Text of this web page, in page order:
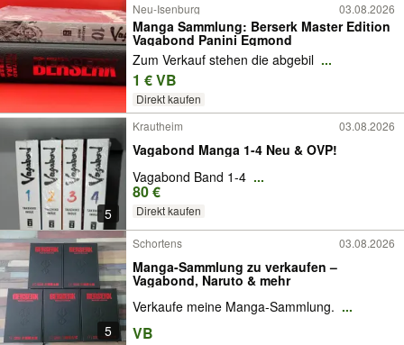
Neu-Isenburg
03.08.2026
Manga Sammlung: Berserk Master Edition
Vagabond Panini Egmond
Zum Verkauf stehen die abgebil ...
1 € VB
Direkt kaufen
5
Krautheim 03.08.2026
Vagabond Manga 1-4 Neu & OVP!
Vagabond Band 1-4 ...
80 €
Direkt kaufen
5
Schortens 03.08.2026
Manga-Sammlung zu verkaufen –
Vagabond, Naruto & mehr
Verkaufe meine Manga-Sammlung. ...
VB